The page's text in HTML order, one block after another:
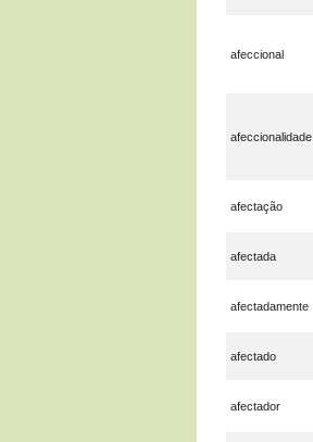
afeccional
afeccionalidade
afectação
afectada
afectadamente
afectado
afectador